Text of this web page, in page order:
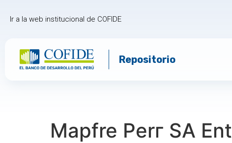
Ir a la web institucional de COFIDE
Repositorio
Mapfre Perг SA